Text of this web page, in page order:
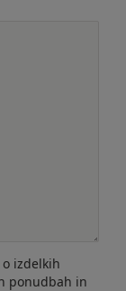
izdelkih
ponudbah in